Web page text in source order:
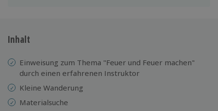
Inhalt
Einweisung zum Thema "Feuer und Feuer machen"
durch einen erfahrenen Instruktor
Kleine Wanderung
Materialsuche